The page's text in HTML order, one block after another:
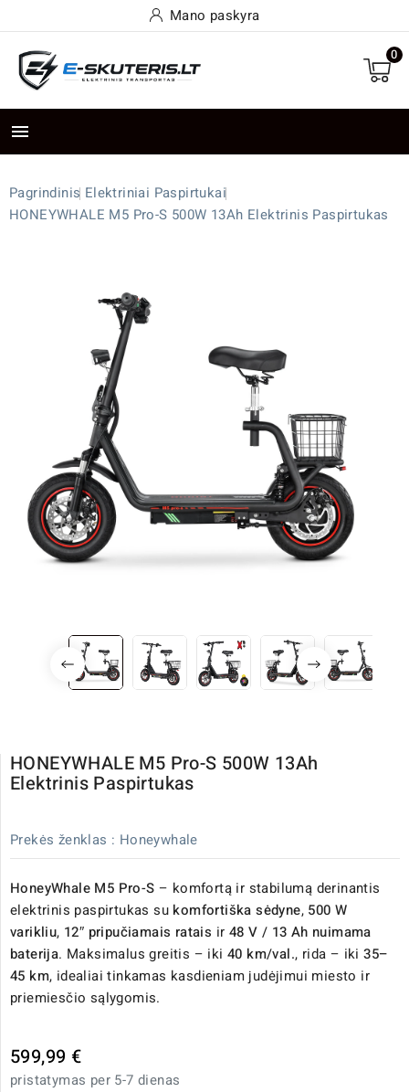
Mano paskyra
0

Pagrindinis Elektriniai Paspirtukai
HONEYWHALE M5 Pro-S 500W 13Ah Elektrinis Paspirtukas
HONEYWHALE M5 Pro-S 500W 13Ah
Elektrinis Paspirtukas
Prekės ženklas : Honeywhale
HoneyWhale M5 Pro-S – komfortą ir stabilumą derinantis
elektrinis paspirtukas su komfortiška sėdyne, 500 W
varikliu, 12″ pripučiamais ratais ir 48 V / 13 Ah nuimama
baterija. Maksimalus greitis – iki40 km/val., rida – iki35–
45 km, idealiai tinkamas kasdieniam judėjimui miesto ir
priemiesčio sąlygomis.
599,99 €
pristatymas per 5-7 dienas